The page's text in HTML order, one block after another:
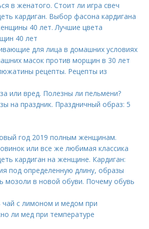
в женатого. Стоит ли игра свеч
кардиган. Выбор фасона кардигана
40 лет. Лучшие цвета
40 лет
для лица в домашних условиях
масок против морщин в 30 лет
рецепты. Рецепты из
или вред. Полезны ли пельмени?
на праздник. Праздничный образ: 5
год 2019 полным женщинам.
или все же любимая классика
кардиган на женщине. Кардиган:
под определенную длину, образы
мозоли в новой обуви. Почему обувь
с лимоном и медом при
ли мед при температуре